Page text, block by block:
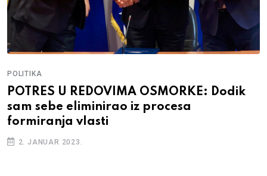
POLITIKA
POTRES U REDOVIMA OSMORKE: Dodik
sam sebe eliminirao iz procesa
formiranja vlasti
2. JANUAR 2023.